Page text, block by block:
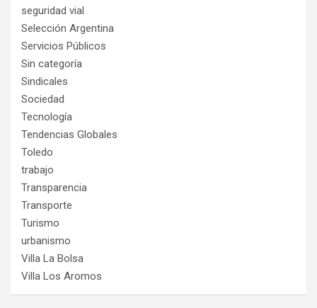
seguridad vial
Selección Argentina
Servicios Públicos
Sin categoría
Sindicales
Sociedad
Tecnología
Tendencias Globales
Toledo
trabajo
Transparencia
Transporte
Turismo
urbanismo
Villa La Bolsa
Villa Los Aromos